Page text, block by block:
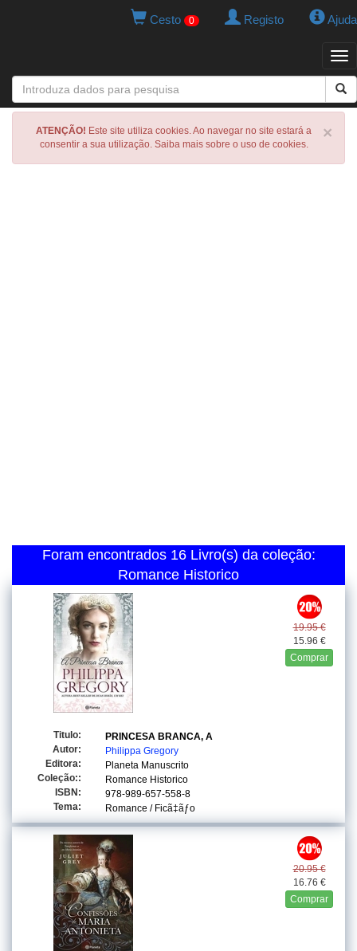
Cesto 0 Registo Ajuda
×
ATENÇÃO! Este site utiliza cookies. Ao navegar no site estará a
consentir a sua utilização. Saiba mais sobre o uso de cookies.
Foram encontrados 16 Livro(s) da coleção:
Romance Historico
19.95 €
15.96 €
Comprar
Titulo:
PRINCESA BRANCA, A
Autor:
Philippa Gregory
Editora:
Planeta Manuscrito
Coleção::
Romance Historico
ISBN:
978-989-657-558-8
Tema:
Romance / Ficã‡ãƒo
20.95 €
16.76 €
Comprar